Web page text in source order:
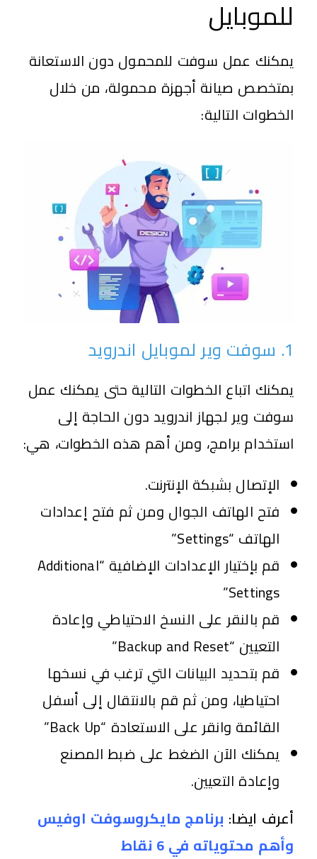
للموبايل
يمكنك عمل سوفت للمحمول دون الاستعانة
بمتخصص صيانة أجهزة محمولة، من خلال
الخطوات التالية:
1. سوفت وير لموبايل اندرويد
يمكنك اتباع الخطوات التالية حتى يمكنك عمل
سوفت وير لجهاز اندرويد دون الحاجة إلى
استخدام برامج، ومن أهم هذه الخطوات، هي:
الإتصال بشبكة الإنترنت.
فتح الهاتف الجوال ومن ثم فتح إعدادات
الهاتف “Settings”
قم بإختيار الإعدادات الإضافية “Additional
Settings”
قم بالنقر على النسخ الاحتياطي وإعادة
التعيين “Backup and Reset”
قم بتحديد البيانات التي ترغب في نسخها
احتياطيا، ومن ثم قم بالانتقال إلى أسفل
القائمة وانقر على الاستعادة “Back Up”
يمكنك الآن الضغط على ضبط المصنع
وإعادة التعيين.
أعرف ايضا: برنامج مايكروسوفت اوفيس
وأهم محتوياته في 6 نقاط